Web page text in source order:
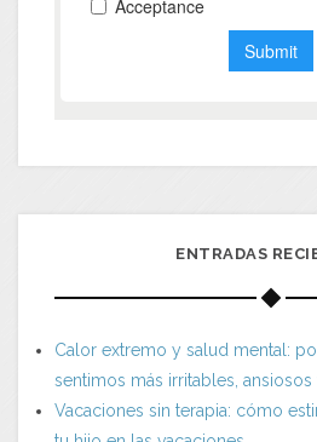
ENTRADAS
Calor extremo y salud mental:
sentimos más irritables,
Vacaciones sin terapia: cómo